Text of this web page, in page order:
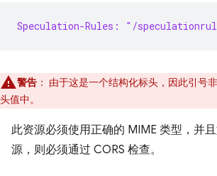
Speculation-Rules: "/
警告 ： 由于这是一个结构化标头，因此引号
头值中。
此资源必须使用正确的 MIME 类型，并
源，则必须通过 CORS 检查。